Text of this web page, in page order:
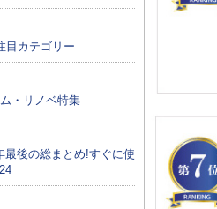
目カテゴリー
・リノベ特集
最後の総まとめ!すぐに使